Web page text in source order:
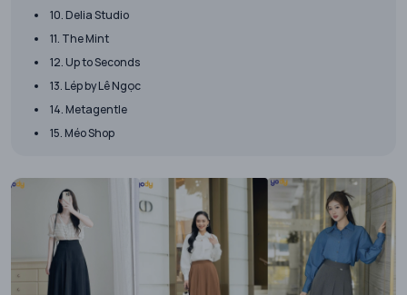
10. Delia Studio
11. The Mint
12. Up to Seconds
13. Lép by Lê Ngọc
14. Metagentle
15. Méo Shop